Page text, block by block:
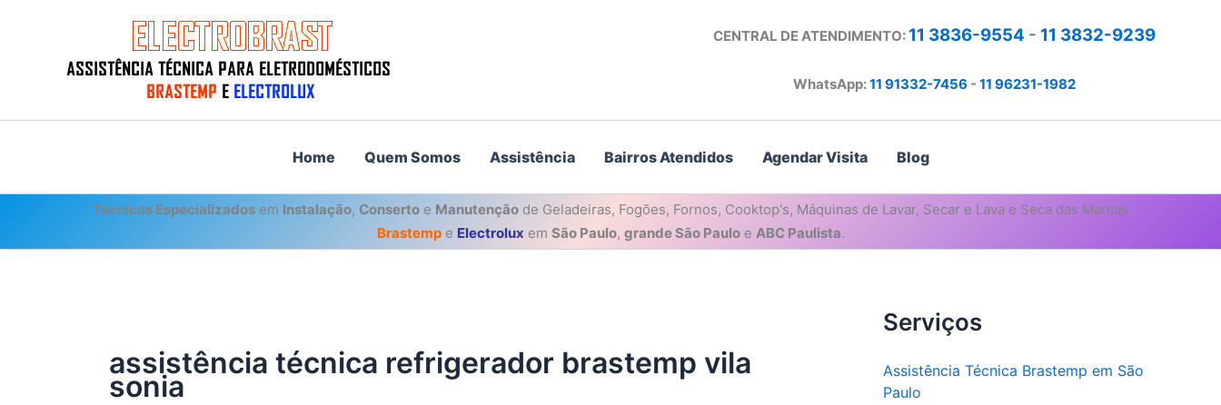
CENTRAL DE ATENDIMENTO: 11 3836-9554 - 11 3832-9239
WhatsApp:11 91332-7456 - 11 96231-1982
Home Quem Somos Assistência Bairros Atendidos Agendar Visita Blog
Técnicos Especializados em Instalação, Conserto e Manutenção de Geladeiras, Fogões, Fornos, Cooktop's, Máquinas de Lavar, Secar e Lava e Seca das Marcas
Brastempe Electrolux em São Paulo, grande São Pauloe ABC Paulista.
assistência técnica refrigerador brastemp vila
sonia
Serviços
Assistência Técnica Brastemp em São
Paulo